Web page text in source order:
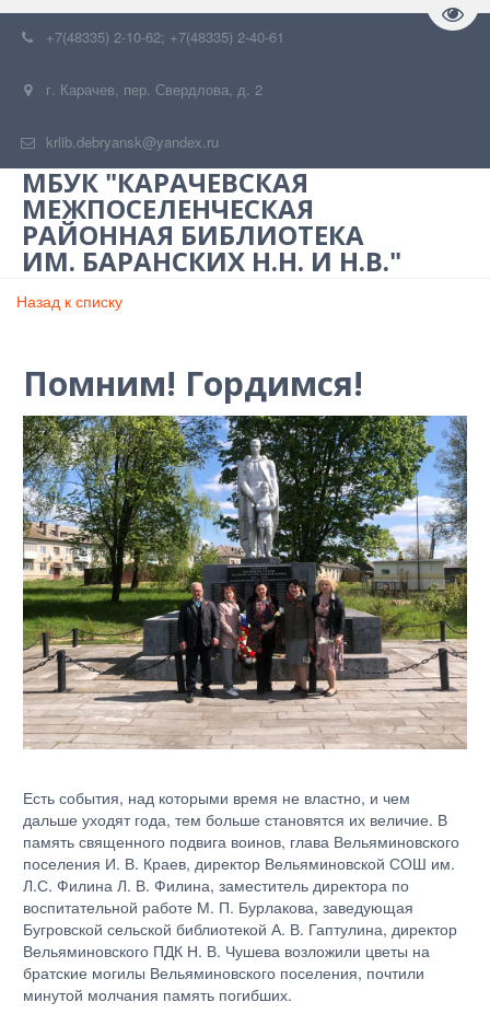
+7(48335) 2-10-62; +7(48335) 2-40-61
г. Карачев, пер. Свердлова, д. 2
krlib.debryansk@yandex.ru
МБУК "КАРАЧЕВСКАЯ
МЕЖПОСЕЛЕНЧЕСКАЯ
РАЙОННАЯ БИБЛИОТЕКА
ИМ. БАРАНСКИХ Н.Н. И Н.В."
Назад к списку
Помним! Гордимся!
Есть события, над которыми время не властно, и чем
дальше уходят года, тем больше становятся их величие. В
память священного подвига воинов, глава Вельяминовского
поселения И. В. Краев, директор Вельяминовской СОШ им.
Л.С. Филина Л. В. Филина, заместитель директора по
воспитательной работе М. П. Бурлакова, заведующая
Бугровской сельской библиотекой А. В. Гаптулина, директор
Вельяминовского ПДК Н. В. Чушева возложили цветы на
братские могилы Вельяминовского поселения, почтили
минутой молчания память погибших.